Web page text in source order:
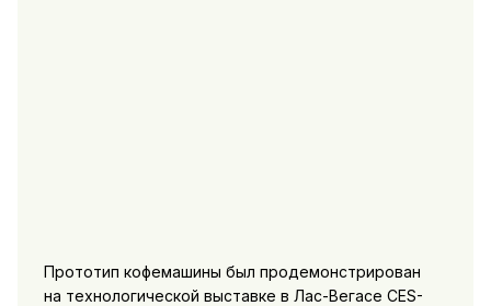
Прототип кофемашины был продемонстрирован
на технологической выставке в Лас-Вегасе CES-